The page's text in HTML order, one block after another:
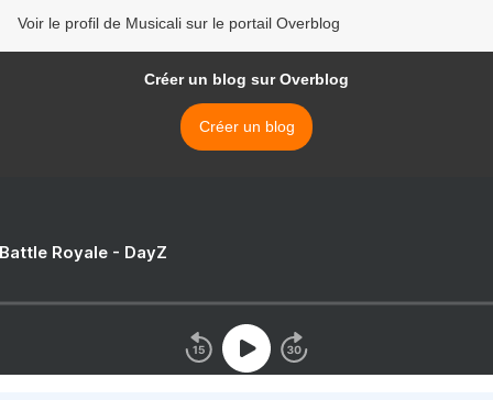
Voir le profil de Musicali sur le portail Overblog
Créer un blog sur Overblog
Créer un blog
Royale - DayZ